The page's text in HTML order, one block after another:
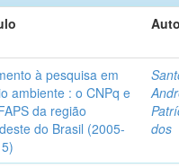
à pesquisa em
ambiente : o CNPq e
da região
do Brasil (2005-
dos